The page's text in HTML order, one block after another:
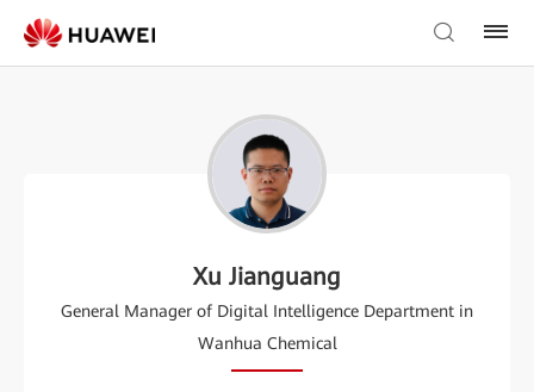
Xu Jianguang
General Manager of Digital Intelligence Department in
Wanhua Chemical